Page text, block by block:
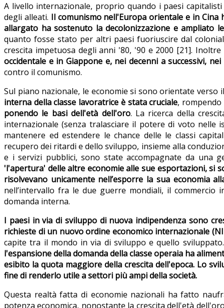
A livello internazionale, proprio quando i paesi
degli alleati. Il comunismo nell'Europa orientale e in
allargato ha sostenuto la decolonizzazione e ampliato
quanto fosse stato per altri paesi fuoriuscire dal
crescita impetuosa degli anni '80, '90 e 2000 [21]. Inoltre
occidentale e in Giappone e, nei decenni a successivi,
contro il comunismo.
Sul piano nazionale, le economie si sono orientate
interna della classe lavoratrice è stata cruciale,
ponendo le basi dell'età dell'oro. La ricerca della
internazionale (senza tralasciare il potere di voto nelle
mantenere ed estendere le chance delle le classi
recupero dei ritardi e dello sviluppo, insieme alla
e i servizi pubblici, sono state accompagnate da una
'l'apertura' delle altre economie alle sue esportazioni, si
risolvevano unicamente nell’esporre la sua economia
nell’intervallo fra le due guerre mondiali, il
domanda interna.
I paesi in via di sviluppo di nuova indipendenza sono
richieste di un nuovo ordine economico internazionale
capite tra il mondo in via di sviluppo e quello
l'espansione della domanda della classe operaia ha
esibito la quota maggiore della crescita dell'epoca. Lo
fine di renderlo utile a settori più ampi della società.
Questa realtà fatta di economie nazionali ha fatto
potenza economica, nonostante la crescita dell'età